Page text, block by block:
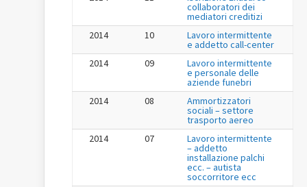
collaboratori dei
mediatori creditizi
2014
10 Lavoro intermittente
e addetto call-center
2014
09 Lavoro intermittente
e personale delle
aziende funebri
2014
08 Ammortizzatori
sociali – settore
trasporto aereo
2014
07 Lavoro intermittente
– addetto
installazione palchi
ecc. – autista
soccorritore ecc